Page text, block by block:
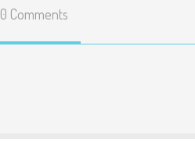
0 Comments